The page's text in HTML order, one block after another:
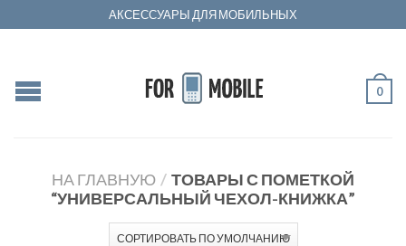
АКСЕССУАРЫ ДЛЯ МОБИЛЬНЫХ
0
НА ГЛАВНУЮ / ТОВАРЫ С ПОМЕТКОЙ
“УНИВЕРСАЛЬНЫЙ ЧЕХОЛ-КНИЖКА”